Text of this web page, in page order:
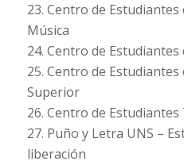
23. Centro de
Música
24. Centro de Estudiantes
25. Centro de
Superior
26. Centro de
27. Puño y Letra UNS –
liberación